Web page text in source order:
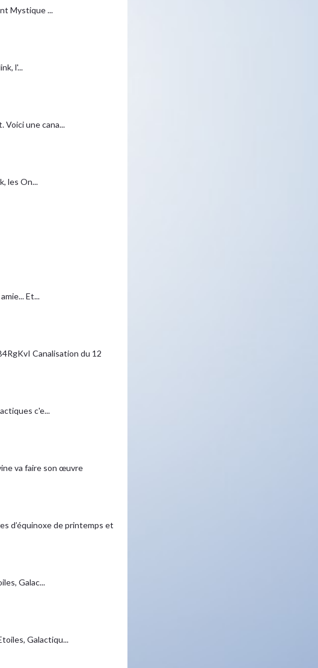
Mystique ...
l'...
Voici une cana...
les On...
Et...
Canalisation du 12
c'e...
va faire son œuvre
d’équinoxe de printemps et
Galac...
Galactiqu...